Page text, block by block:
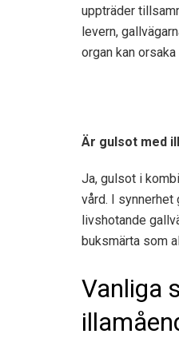
uppträder
levern,
organ kan
Är gulsot med
Ja, gulsot i
vård. I
livshotande
buksmärta som
Vanliga